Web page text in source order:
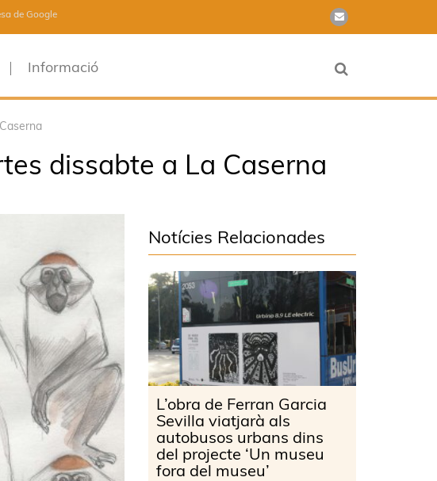
de Google
Informació
dissabte a La Caserna
Notícies Relacionades
L’obra de Ferran Garcia
Sevilla viatjarà als
autobusos urbans dins
del projecte ‘Un museu
fora del museu’